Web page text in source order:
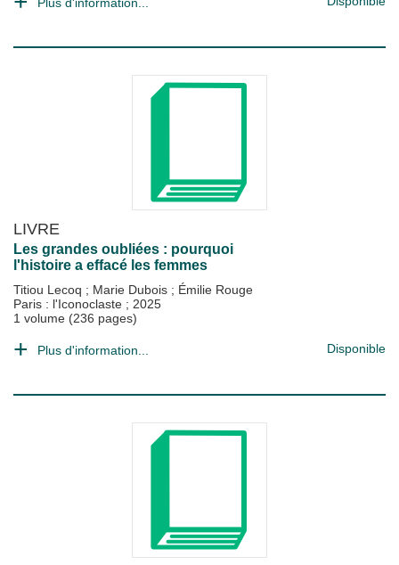
LIVRE
Les grandes oubliées : pourquoi
l'histoire a effacé les femmes
Titiou Lecoq ; Marie Dubois ; Émilie Rouge
Paris : l'Iconoclaste ; 2025
1 volume (236 pages)
Plus d'information... Disponible